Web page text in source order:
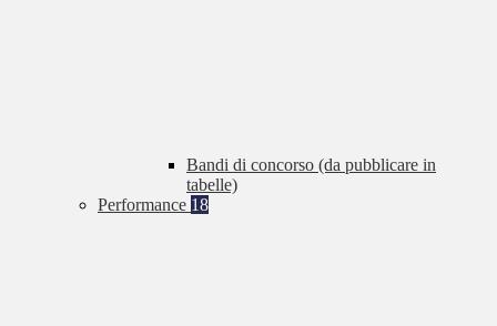
Bandi di concorso (da pubblicare in
tabelle)
Performance 18